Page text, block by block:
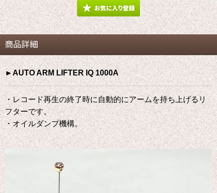
商品詳細
►AUTO ARM LIFTER IQ 1000A
・レコード再生の終了時に自動的にアームを持ち上げるリ
フターです。
・オイルダンプ機構。